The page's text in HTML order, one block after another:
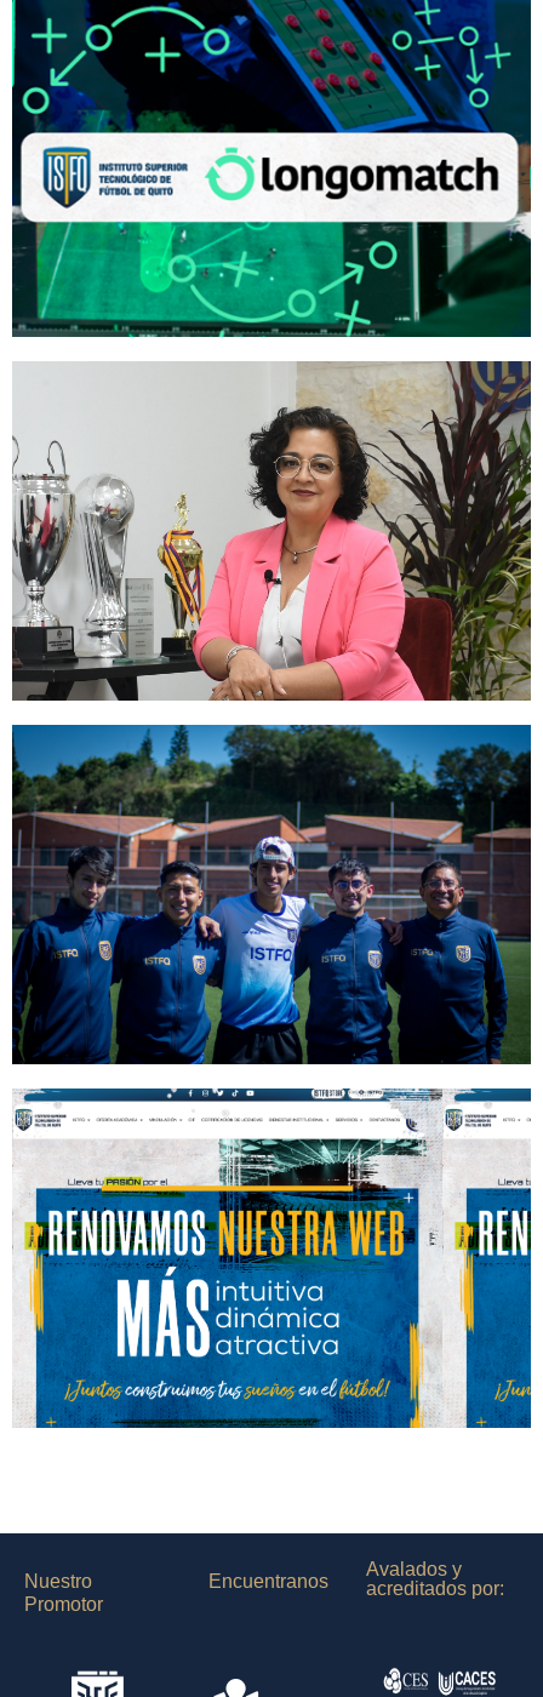
Instituto Superior Tecnológico de
Fútbol de Quito (ISTFQ) y
Longomatch anuncian
colaboración para potenciar la
formación en videoanálisis
deportivo.
Leer más
La academia en el fútbol, una
ventana para el liderazgo femenino
en la industria del fútbol
ecuatoriano
Leer más
Los desafíos de la
profesionalización del fútbol y la
respuesta desde la academia del
ISTFQ
Leer más
Renovamos nuestra web
Nuestro
Promotor
Encuentranos
Avalados y
acreditados por: